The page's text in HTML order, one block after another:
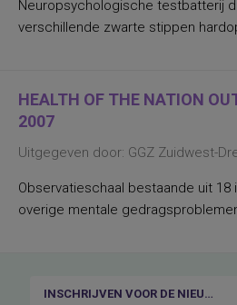
taal- en rekenvaardigheid
leervorderingen op het gebied van taal
(verbale) geheugenfuncties
aandacht en concentratie bij het
verwerken van non-linguistische stimuli;
aandacht, flexibiliteit
aandachtstekortstoornis
aanhoudende vermoeidheid, state
aanpassing van leiderschapsstijl aan
(amnestische-, Wernicke- Broca- en
Neuropsychologische testbatterij
verschillende zwarte stippen
HEALTH OF THE NATION
2007
Uitgegeven door: GGZ Zuidwest-
Observatieschaal bestaande uit
overige mentale
INSCHRIJVEN VOOR DE NIEUWSBRIEF